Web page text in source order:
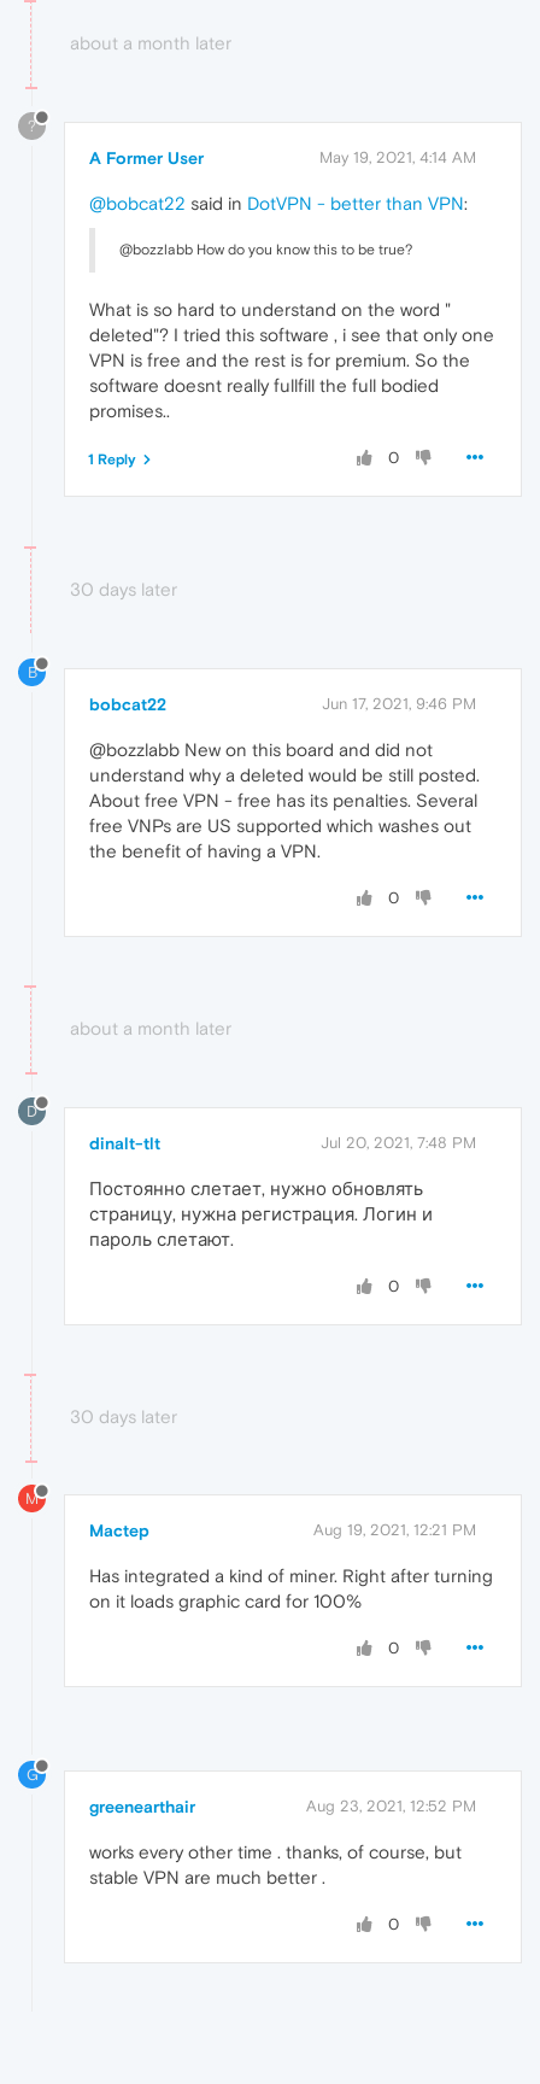
about a month later
?
A Former User May 19, 2021, 4:14 AM
@bobcat22 said in DotVPN - better than VPN:
@bozzlabb How do you know this to be true?
What is so hard to understand on the word "
deleted"? I tried this software , i see that only one
VPN is free and the rest is for premium. So the
software doesnt really fullfill the full bodied
promises..
0
1 Reply
30 days later
B
bobcat22 Jun 17, 2021, 9:46 PM
@bozzlabb New on this board and did not
understand why a deleted would be still posted.
About free VPN - free has its penalties. Several
free VNPs are US supported which washes out
the benefit of having a VPN.
0
about a month later
D
dinalt-tlt Jul 20, 2021, 7:48 PM
Постоянно слетает, нужно обновлять
страницу, нужна регистрация. Логин и
пароль слетают.
0
30 days later
M
Mactep Aug 19, 2021, 12:21 PM
Has integrated a kind of miner. Right after turning
on it loads graphic card for 100%
0
G
greenearthair Aug 23, 2021, 12:52 PM
works every other time . thanks, of course, but
stable VPN are much better .
0